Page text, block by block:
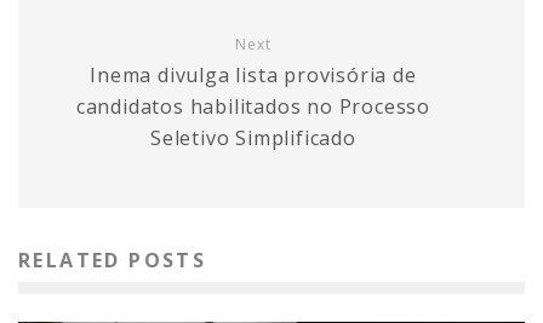
Next
Inema divulga lista provisória de
candidatos habilitados no Processo
Seletivo Simplificado
RELATED POSTS